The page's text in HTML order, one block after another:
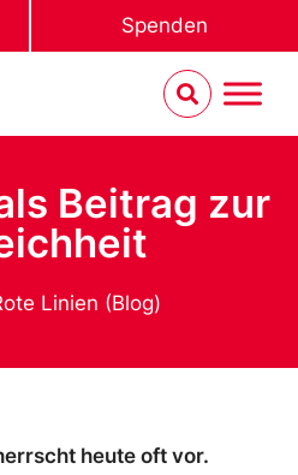
Spenden
Beitrag zur
Linien (Blog)
heute oft vor.